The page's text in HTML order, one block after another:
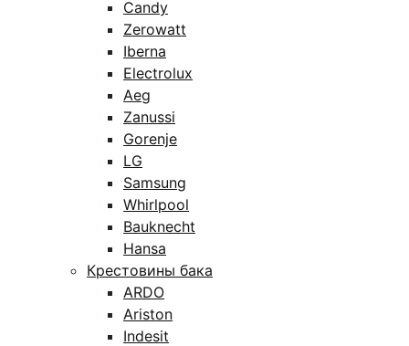
Candy
Zerowatt
Iberna
Electrolux
Aeg
Zanussi
Gorenje
LG
Samsung
Whirlpool
Bauknecht
Hansa
Крестовины бака
ARDO
Ariston
Indesit